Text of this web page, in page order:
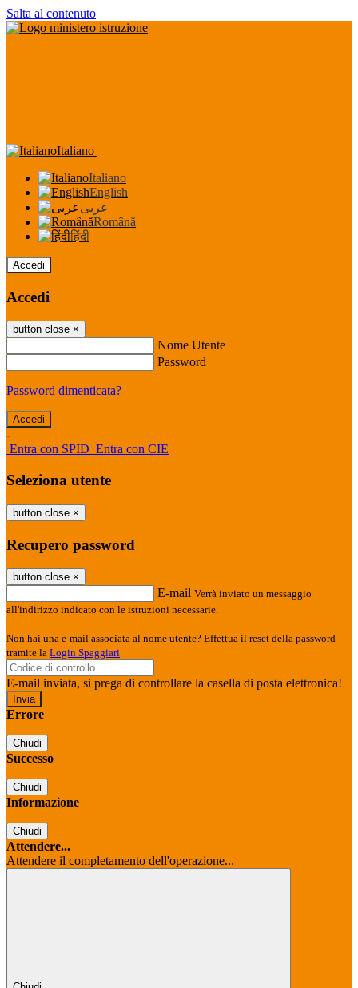
Salta al contenuto
Italiano
Italiano
English
عربى
Română
हिंदी
Accedi
Accedi
button close ×
Nome Utente
Password
Password dimenticata?
-
Entra con SPID Entra con CIE
Seleziona utente
button close ×
Recupero password
button close ×
E-mail Verrà inviato un messaggio
all'indirizzo indicato con le istruzioni necessarie.
Non hai una e-mail associata al nome utente? Effettua il reset della password
tramite la Login Spaggiari
E-mail inviata, si prega di controllare la casella di posta elettronica!
Errore
Chiudi
Successo
Chiudi
Informazione
Chiudi
Attendere...
Attendere il completamento dell'operazione...